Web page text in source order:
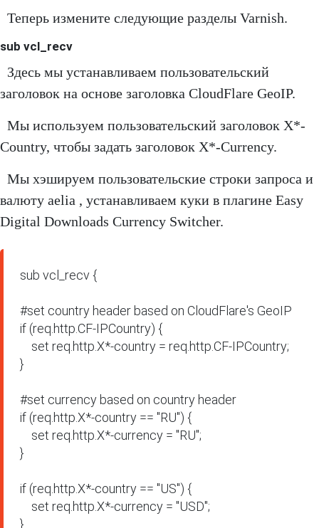
Теперь измените следующие разделы Varnish.
sub vcl_recv
Здесь мы устанавливаем пользовательский
заголовок на основе заголовка CloudFlare GeoIP.
Мы используем пользовательский заголовок X*-
Country, чтобы задать заголовок X*-Currency.
Мы хэшируем пользовательские строки запроса и
валюту aelia , устанавливаем куки в плагине Easy
Digital Downloads Currency Switcher.
sub vcl_recv {
#set country header based on CloudFlare's GeoIP
if (req.http.CF-IPCountry) {
}
#set currency based on country header
if (req.http.X*-country == "RU") {
}
if (req.http.X*-country == "US") {
}